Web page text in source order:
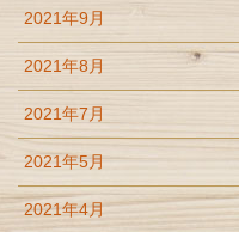
2021年9月
2021年8月
2021年7月
2021年5月
2021年4月